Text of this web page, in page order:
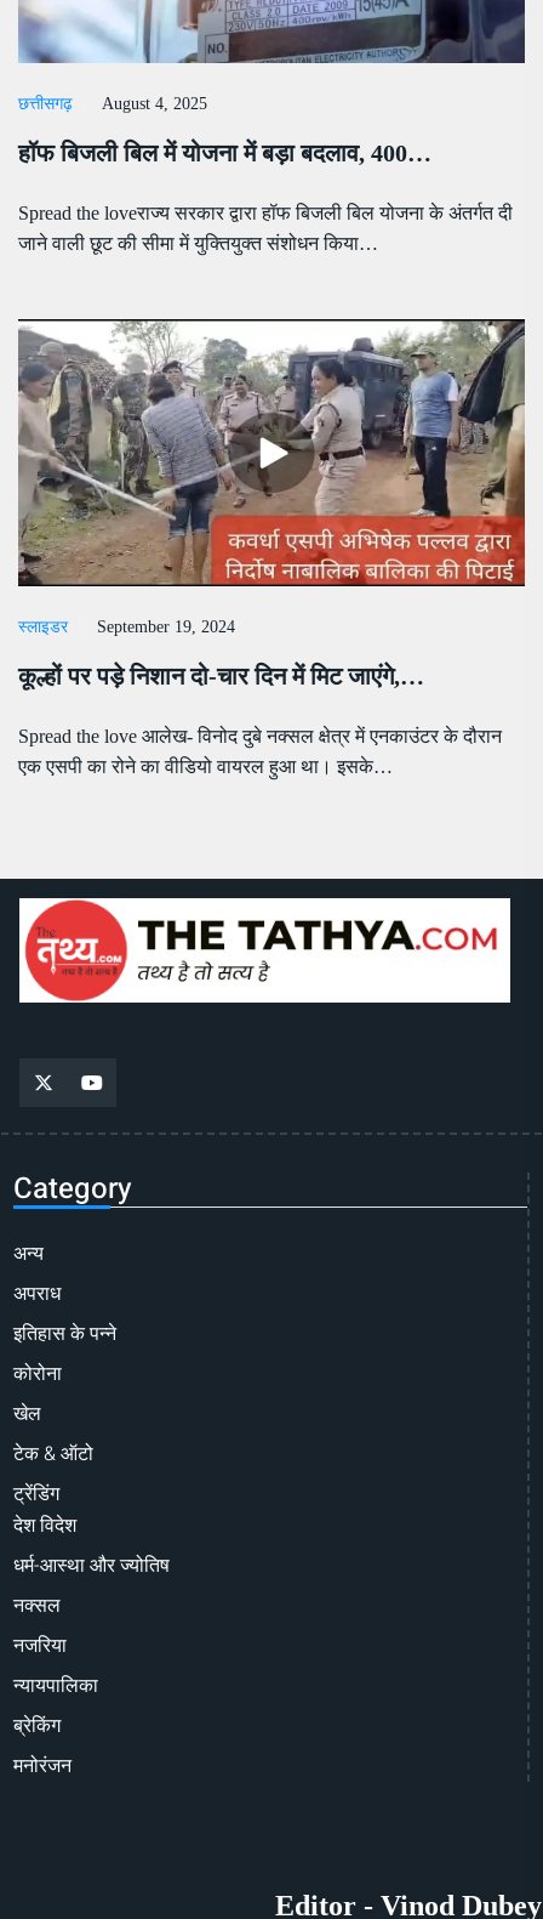
छत्तीसगढ़ August 4, 2025
हॉफ बिजली बिल में योजना में बड़ा बदलाव, 400…
Spread the loveराज्य सरकार द्वारा हॉफ बिजली बिल योजना के अंतर्गत दी
जाने वाली छूट की सीमा में युक्तियुक्त संशोधन किया…
स्लाइडर September 19, 2024
कूल्हों पर पड़े निशान दो-चार दिन में मिट जाएंगे,…
Spread the love आलेख- विनोद दुबे नक्सल क्षेत्र में एनकाउंटर के दौरान
एक एसपी का रोने का वीडियो वायरल हुआ था। इसके…
Category
अन्य
अपराध
इतिहास के पन्ने
कोरोना
खेल
टेक & ऑटो
ट्रेंडिंग
देश विदेश
धर्म-आस्था और ज्योतिष
नक्सल
नजरिया
न्यायपालिका
ब्रेकिंग
मनोरंजन
Editor - Vinod Dubey